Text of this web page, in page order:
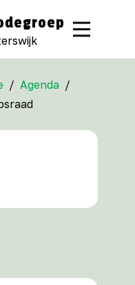
/ Agenda /